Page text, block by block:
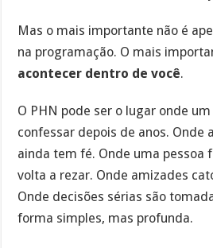
Mas o mais importante não é
na programação. O mais
acontecer dentro de você.
O PHN pode ser o lugar onde
confessar depois de anos. Onde
ainda tem fé. Onde uma pessoa
volta a rezar. Onde amizades
Onde decisões sérias são
forma simples, mas profunda.